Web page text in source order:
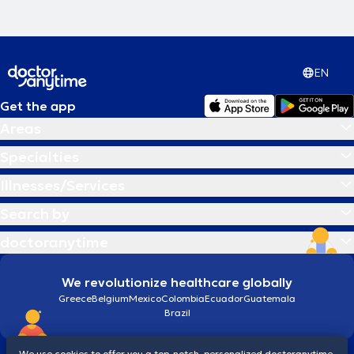
EN
Get the app
We revolutionize healthcare globally
GreeceBelgiumMexicoColombiaEcuadorGuatemala
Brazil